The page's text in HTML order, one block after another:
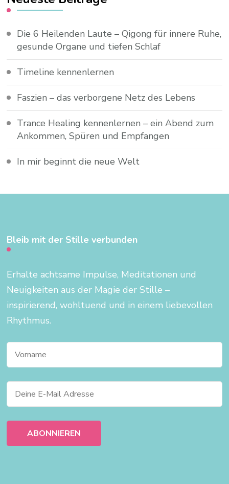
Die 6 Heilenden Laute – Qigong für innere Ruhe,
gesunde Organe und tiefen Schlaf
Timeline kennenlernen
Faszien – das verborgene Netz des Lebens
Trance Healing kennenlernen – ein Abend zum
Ankommen, Spüren und Empfangen
In mir beginnt die neue Welt
Bleib mit der Stille verbunden
Erhalte achtsame Impulse, Meditationen und
Neuigkeiten aus der Magie der Stille –
inspirierend, wohltuend und in einem liebevollen
Rhythmus.